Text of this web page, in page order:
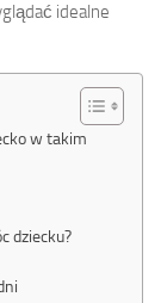
idealne
w takim
dziecku?